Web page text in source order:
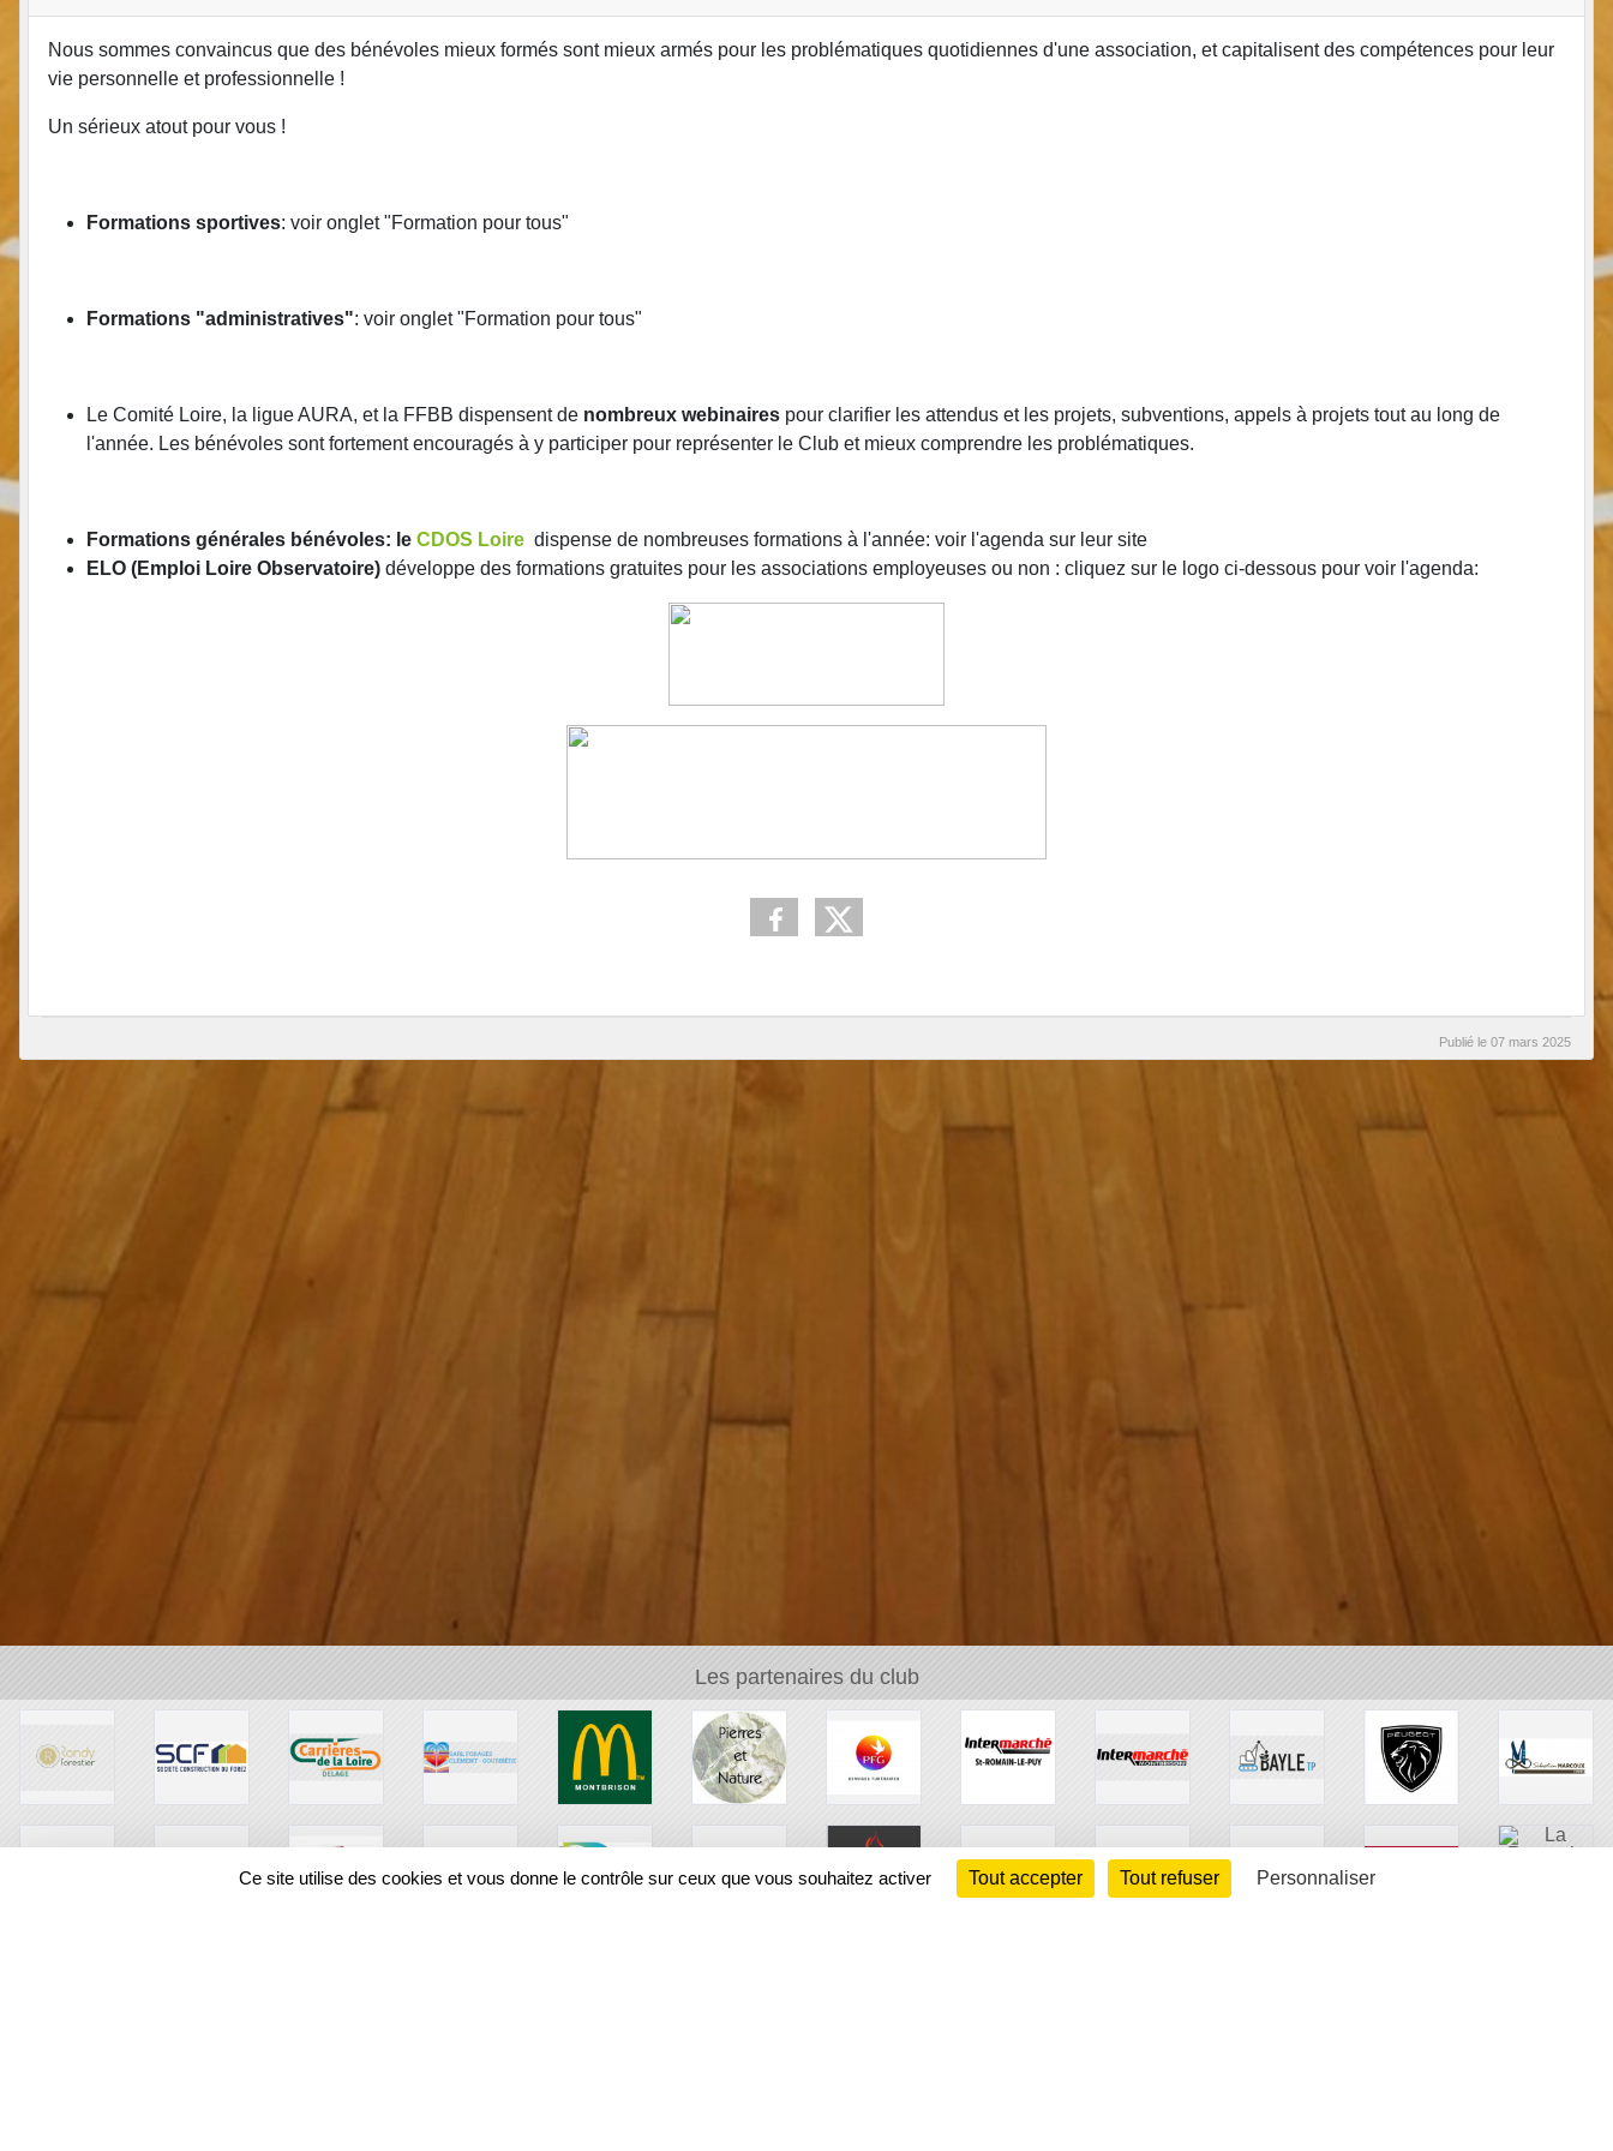
Nous sommes convaincus que des bénévoles mieux formés sont mieux armés pour les problématiques quotidiennes d'une association, et capitalisent des compétences pour leur
vie personnelle et professionnelle !
Un sérieux atout pour vous !
Formations sportives: voir onglet "Formation pour tous"
Formations "administratives": voir onglet "Formation pour tous"
Le Comité Loire, la ligue AURA, et la FFBB dispensent de nombreux webinaires pour clarifier les attendus et les projets, subventions, appels à projets tout au long de
l'année. Les bénévoles sont fortement encouragés à y participer pour représenter le Club et mieux comprendre les problématiques.
Formations générales bénévoles: le CDOS Loire dispense de nombreuses formations à l'année: voir l'agenda sur leur site
ELO (Emploi Loire Observatoire) développe des formations gratuites pour les associations employeuses ou non : cliquez sur le logo ci-dessous pour voir l'agenda:
Publié le 07 mars 2025
Les partenaires du club
Ce site utilise des cookies et vous donne le contrôle sur ceux que vous souhaitez activer Tout accepter Tout refuser Personnaliser